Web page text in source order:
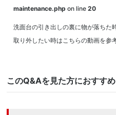
maintenance.php on line20
洗面台の引き出しの裏に物が落ちた
取り外したい時はこちらの動画を参
このQ&Aを見た方におすすめ